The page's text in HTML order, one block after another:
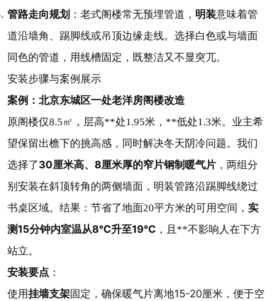
管路走向规划 ：老式阁楼常无预埋管道， 明装意味着管
道沿墙角、踢脚线或吊顶边缘走线。选择白色或与墙面
同色的管道，用线槽固定，既整洁又不显突兀。
安装步骤与案例展示
案例：北京东城区一处老洋房阁楼改造
原阁楼仅8.5㎡，层高**处1.95米，**低处1.3米。业主希
望保留出檐下的挑高感，同时解决冬天阴冷问题。我们
选择了30厘米高、8厘米厚的窄片钢制暖气片，两组分
别安装在斜顶转角的两侧墙面，明装管路沿踢脚线绕过
书桌区域。结果：节省了地面20平方米的可用空间， 实
测15分钟内室温从8℃升至19℃ ，且**不影响人在下方
站立。
安装要点 ：
使用挂墙支架固定，确保暖气片离地15-20厘米，便于空